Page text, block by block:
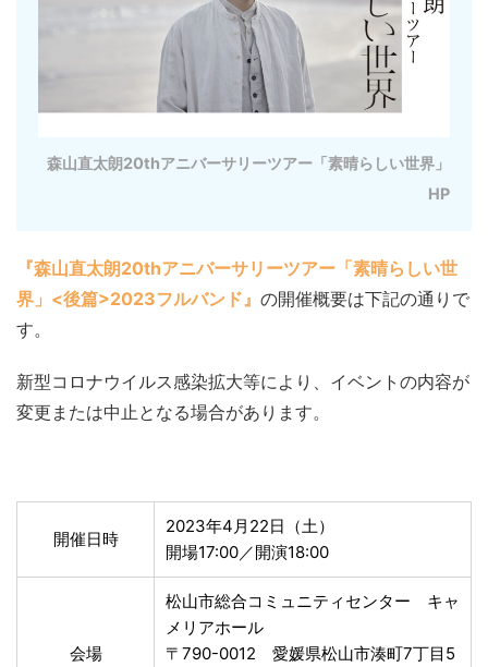
森山直太朗20thアニバーサリーツアー「素晴らしい世界」
HP
『森山直太朗20thアニバーサリーツアー「素晴らしい世
界」<後篇>2023フルバンド』 の開催概要は下記の通りで
す。
新型コロナウイルス感染拡大等により、イベントの内容が
変更または中止となる場合があります。
開催日時
2023年4月22日（土）
開場17:00／開演18:00
会場
松山市総合コミュニティセンター キャ
メリアホール
〒790-0012 愛媛県松山市湊町7丁目5